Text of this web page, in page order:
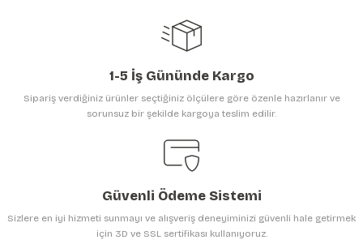
Gönder
1-5 İş Gününde Kargo
Sipariş verdiğiniz ürünler seçtiğiniz ölçülere göre özenle hazırlanır ve
sorunsuz bir şekilde kargoya teslim edilir.
Güvenli Ödeme Sistemi
Sizlere en iyi hizmeti sunmayı ve alışveriş deneyiminizi güvenli hale getirmek
için 3D ve SSL sertifikası kullanıyoruz.